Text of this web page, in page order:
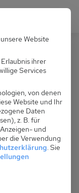
Website
ihrer
Services
von denen
Website und Ihr
Daten
z. B. für
und
die Verwendung
. Sie
für die